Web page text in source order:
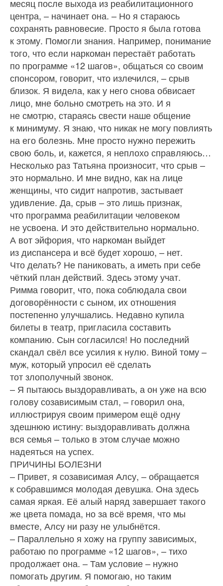
месяц после выхода из реабилитационного
центра, – начинает она. – Но я стараюсь
сохранять равновесие. Просто я была готова
к этому. Помогли знания. Например, понимание
того, что если наркоман перестаёт работать
по программе «12 шагов», общаться со своим
спонсором, говорит, что излечился, – срыв
близок. Я видела, как у него снова обвисает
лицо, мне больно смотреть на это. И я
не смотрю, стараясь свести наше общение
к минимуму. Я знаю, что никак не могу повлиять
на его болезнь. Мне просто нужно пережить
свою боль, и, кажется, я неплохо справляюсь…
Несколько раз Татьяна произносит, что срыв –
это нормально. И мне видно, как на лице
женщины, что сидит напротив, застывает
удивление. Да, срыв – это лишь признак,
что программа реабилитации человеком
не усвоена. И это действительно нормально.
А вот эйфория, что наркоман выйдет
из диспансера и всё будет хорошо, – нет.
Что делать? Не паниковать, а иметь при себе
чёткий план действий. Здесь этому учат.
Римма говорит, что, пока соблюдала свои
договорённости с сыном, их отношения
постепенно улучшались. Недавно купила
билеты в театр, пригласила составить
компанию. Сын согласился! Но последний
скандал свёл все усилия к нулю. Виной тому –
муж, который упросил её сделать
тот злополучный звонок.
– Я пытаюсь выздоравливать, а он уже на всю
голову созависимым стал, – говорил она,
иллюстрируя своим примером ещё одну
здешнюю истину: выздоравливать должна
вся семья – только в этом случае можно
надеяться на успех.
ПРИЧИНЫ БОЛЕЗНИ
– Привет, я созависимая Алсу, – обращается
к собравшимся молодая девушка. Она здесь
самая яркая. Её алый наряд завершает такого
же цвета помада, но за всё время, что мы
вместе, Алсу ни разу не улыбнётся.
– Параллельно я хожу на группу зависимых,
работаю по программе «12 шагов», – тихо
продолжает она. – Там условие – нужно
помогать другим. Я помогаю, но таким